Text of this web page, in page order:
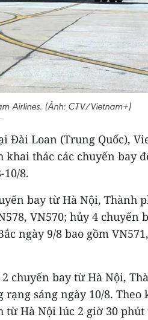
Airlines. (Ảnh: CTV/Vietnam+)
Đài Loan (Trung Quốc),
thác các chuyến bay
8.
bay từ Hà Nội, Thành
VN570; hủy 4 chuyến
ngày 9/8 bao gồm
chuyến bay từ Hà Nội,
sáng ngày 10/8. Theo
từ Hà Nội lúc 2 giờ 30